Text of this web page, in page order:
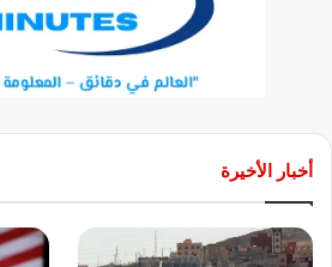
أخبار الأخيرة